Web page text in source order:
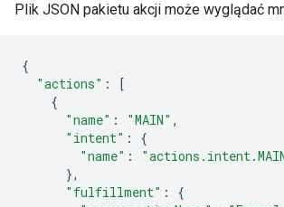
Plik JSON pakietu akcji może wyglądać
{
"actions" :
[
{
"name" : "MAIN" ,
"intent" :
{
"name" :
},
"fulfillment" :
{